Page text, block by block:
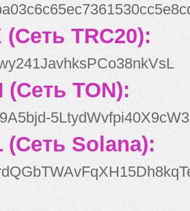
(Сеть TRC20):
(Сеть TON):
(Сеть Solana):